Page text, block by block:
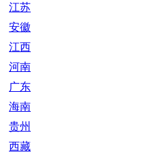
江苏
安徽
江西
河南
广东
海南
贵州
西藏